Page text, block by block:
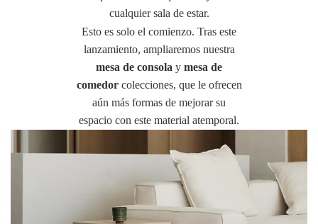
cualquier sala de estar.
Esto es solo el comienzo. Tras este
lanzamiento, ampliaremos nuestra
mesa de consola y mesa de
comedorcolecciones, que le ofrecen
aún más formas de mejorar su
espacio con este material atemporal.